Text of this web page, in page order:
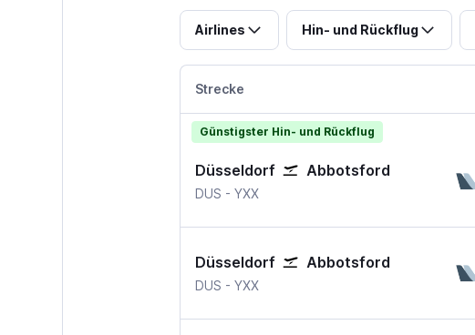
Airlines Hin- und Rückflug
Strecke
Günstigster Hin- und Rückflug
Düsseldorf Abbotsford
DUS Düsseldorf
- YXX
Düsseldorf Abbotsford
DUS Düsseldorf
- YXX